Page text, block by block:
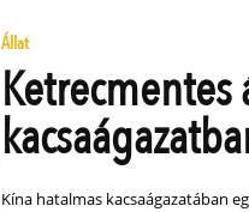
Állat
Ketrecmentes
Kína hatalmas kacsaágazatában